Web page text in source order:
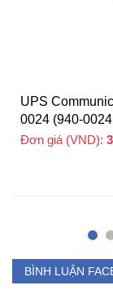
UPS
0024 (940-
Đơn giá (VND):
BÌNH LUẬN